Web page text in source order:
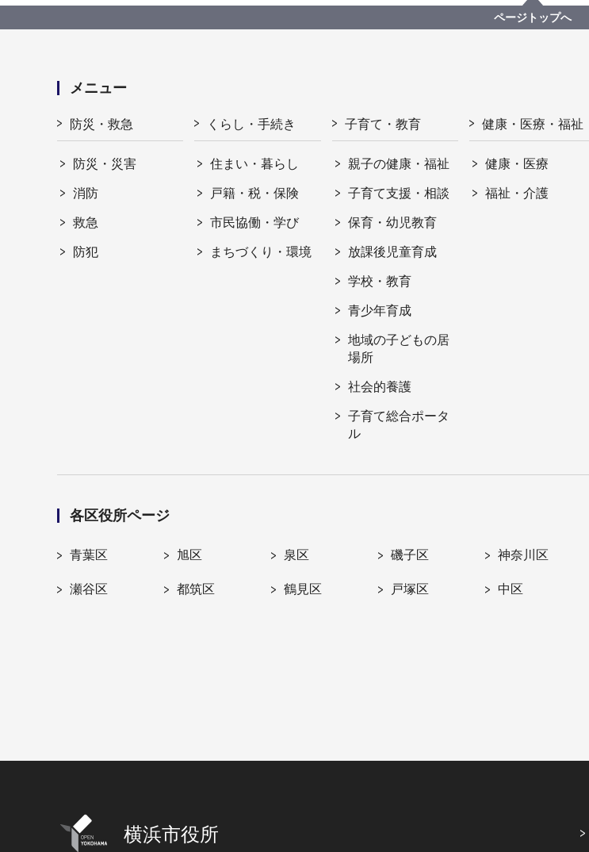
ページトップへ
メニュー
防災・救急
防災・災害
消防
救急
防犯
くらし・手続き
住まい・暮らし
戸籍・税・保険
市民協働・学び
まちづくり・環境
子育て・教育
親子の健康・福祉
子育て支援・相談
保育・幼児教育
放課後児童育成
学校・教育
青少年育成
地域の子どもの居
場所
社会的養護
子育て総合ポータ
ル
健康・医療・福祉
健康・医療
福祉・介護
各区役所ページ
青葉区 旭区 泉区 磯子区 神奈川区
瀬谷区 都筑区 鶴見区 戸塚区 中区
横浜市役所